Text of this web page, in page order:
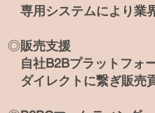
専用システムにより業
◎販売支援
自社B2Bプラットフォ
ダイレク トに繋ぎ販売